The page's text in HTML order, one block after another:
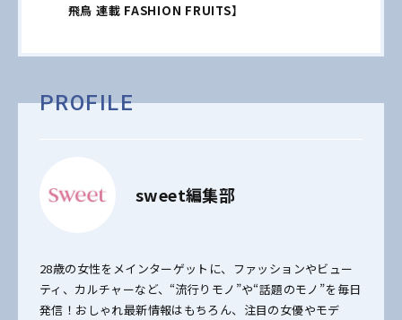
飛鳥 連載 FASHION FRUITS】
PROFILE
sweet編集部
28歳の女性をメインターゲットに、ファッションやビュー
ティ、カルチャーなど、“流行りモノ”や“話題のモノ”を毎日
発信！おしゃれ最新情報はもちろん、注目の女優やモデ